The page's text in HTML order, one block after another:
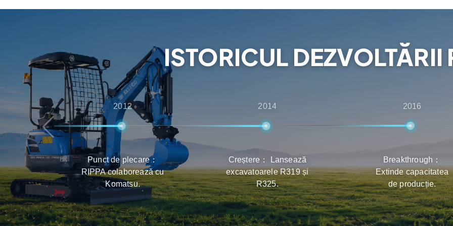
ISTORICUL DEZVOLTĂRII
2012
Punct de plecare：
RIPPA colaborează cu
Komatsu.
2014
Creștere： Lansează
excavatoarele R319 și
R325.
2016
Breakthrough：
Extinde capacitatea
de producție.